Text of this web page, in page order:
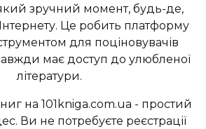
зручний момент, будь-де,
Це робить платформу
для поціновувачів
має доступ до улюбленої
літератури.
на 101kniga.com.ua - простий
Ви не потребуєте реєстрації